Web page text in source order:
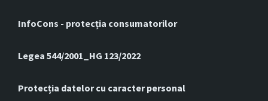
InfoCons - protecția consumatorilor
Legea 544/2001_HG 123/2022
Protecția datelor cu caracter personal